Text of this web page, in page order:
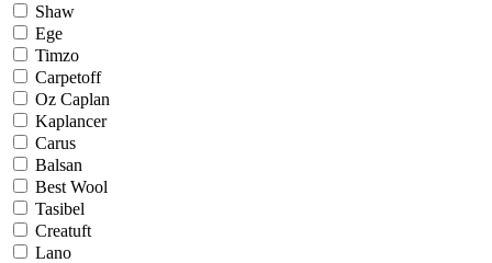
Shaw
Ege
Timzo
Carpetoff
Oz Caplan
Kaplancer
Carus
Balsan
Best Wool
Tasibel
Creatuft
Lano